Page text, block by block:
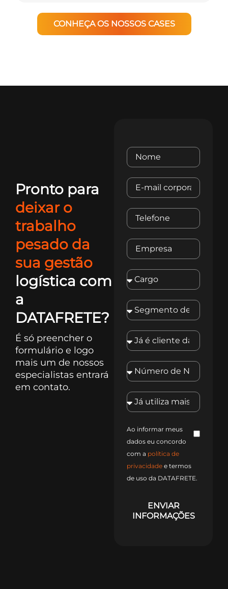
CONHEÇA OS NOSSOS CASES
Pronto para
deixar o
trabalho
pesado da
sua gestão
logística com
a
DATAFRETE?
É só preencher o
formulário e logo
mais um de nossos
especialistas entrará
em contato.
Ao informar meus
dados eu concordo
com a política de
privacidade e termos
de uso da DATAFRETE.
ENVIAR
INFORMAÇÕES